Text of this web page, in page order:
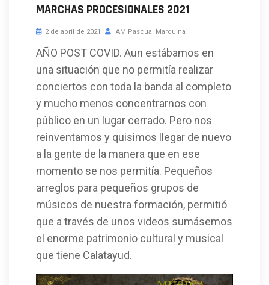
MARCHAS PROCESIONALES 2021
2 de abril de 2021 AM Pascual Marquina
AÑO POST COVID. Aun estábamos en
una situación que no permitía realizar
conciertos con toda la banda al completo
y mucho menos concentrarnos con
público en un lugar cerrado. Pero nos
reinventamos y quisimos llegar de nuevo
a la gente de la manera que en ese
momento se nos permitía. Pequeños
arreglos para pequeños grupos de
músicos de nuestra formación, permitió
que a través de unos videos sumásemos
el enorme patrimonio cultural y musical
que tiene Calatayud.